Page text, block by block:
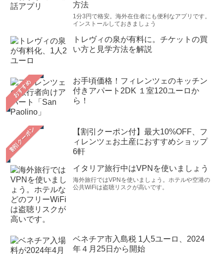
方法
1分3円で格安。海外在住者にも便利なアプリです。
インストールしておきましょう
トレヴィの泉が有料に。チケットの買
い方と見学方法を解説
おすすめ
お手頃価格！フィレンツェのキッチン
付きアパート2DK １室120ユーロか
ら！
【割引クーポン付】最大10%OFF、フ
ィレンツェお土産におすすめショップ
6軒
イタリア旅行中はVPNを使いましょう
海外旅行ではVPNを使いましょう。ホテルや空港の
公共WiFiは盗聴リスクが高いです。
ベネチア市入島税 1人5ユーロ、2024
年４月25日から開始